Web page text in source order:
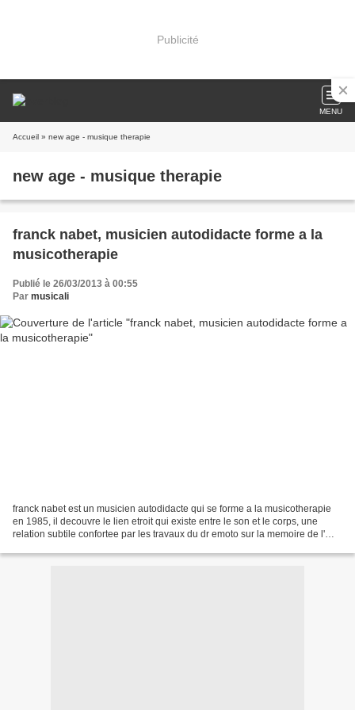
Publicité
MENU
Accueil » new age - musique therapie
new age - musique therapie
franck nabet, musicien autodidacte forme a la
musicotherapie
Publié le 26/03/2013 à 00:55
Par musicali
franck nabet est un musicien autodidacte qui se forme a la musicotherapie
en 1985, il decouvre le lien etroit qui existe entre le son et le corps, une
relation subtile confortee par les travaux du dr emoto sur la memoire de l'